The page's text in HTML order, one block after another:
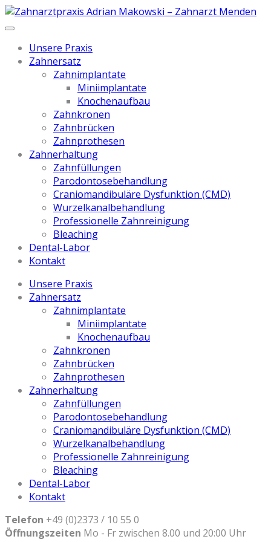
Unsere Praxis
Zahnersatz
Zahnimplantate
Miniimplantate
Knochenaufbau
Zahnkronen
Zahnbrücken
Zahnprothesen
Zahnerhaltung
Zahnfüllungen
Parodontosebehandlung
Craniomandibuläre Dysfunktion (CMD)
Wurzelkanalbehandlung
Professionelle Zahnreinigung
Bleaching
Dental-Labor
Kontakt
Unsere Praxis
Zahnersatz
Zahnimplantate
Miniimplantate
Knochenaufbau
Zahnkronen
Zahnbrücken
Zahnprothesen
Zahnerhaltung
Zahnfüllungen
Parodontosebehandlung
Craniomandibuläre Dysfunktion (CMD)
Wurzelkanalbehandlung
Professionelle Zahnreinigung
Bleaching
Dental-Labor
Kontakt
Telefon +49 (0)2373 / 10 55 0
Öffnungszeiten Mo - Fr zwischen 8.00 und 20:00 Uhr